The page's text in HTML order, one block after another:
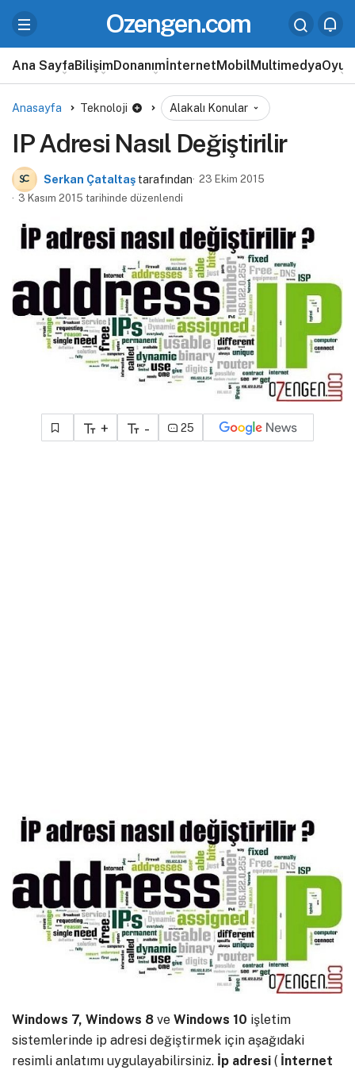
Ozengen.com
Ana SayfaBilişimDonanımİnternetMobilMultimedyaOyun
Anasayfa Teknoloji Alakalı Konular
IP Adresi Nasıl Değiştirilir
Serkan Çataltaş tarafından 23 Ekim 2015
3 Kasım 2015 tarihinde düzenlendi
+ - 25
Windows 7, Windows 8 ve Windows 10 işletim
sistemlerinde ip adresi değiştirmek için aşağıdaki
resimli anlatımı uygulayabilirsiniz. İp adresi ( İnternet